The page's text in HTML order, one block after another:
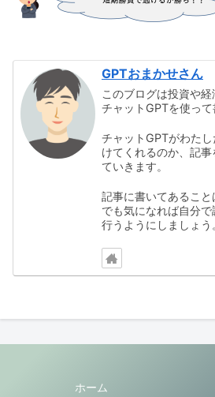
GPTおまかせさん
このブログは投資や
チャットGPTを使って
チャットGPTがわた
けてくれるのか、記
ていきます。
記事に書いてあるこ
でも気になれば自分
行うようにしましょう
ホーム